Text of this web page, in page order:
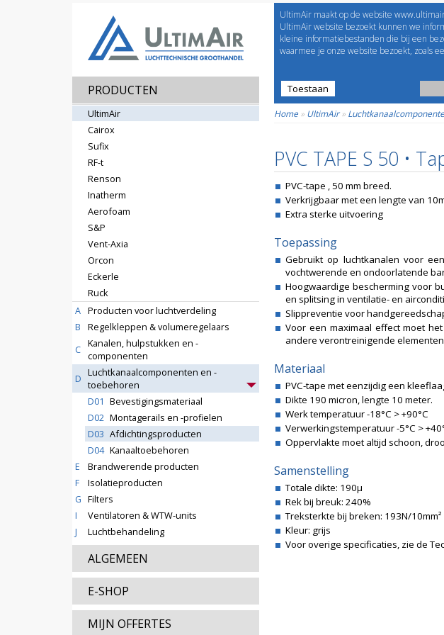
PRODUCTEN
UltimAir
Cairox
Sufix
RF-t
Renson
Inatherm
Aerofoam
S&P
Vent-Axia
Orcon
Eckerle
Ruck
A Producten voor luchtverdeling
B
Regelkleppen & volumeregelaars
C Kanalen, hulpstukken en -
componenten
D Luchtkanaalcomponenten en -
toebehoren
D01 Bevestigingsmateriaal
D02 Montagerails en -profielen
D03 Afdichtingsproducten
D04 Kanaaltoebehoren
E
Brandwerende producten
F
Isolatieproducten
G Filters
I
Ventilatoren & WTW-units
J
Luchtbehandeling
ALGEMEEN
E-SHOP
MIJN OFFERTES
Welcome toUltimAir
Prijslijst
UltimAir maakt op de website
UltimAir website bezoekt kunnen we
kleine informatiebestanden die bij een
waarmee je onze website bezoekt, zoals
Toestaan
Home» UltimAir»
PVC TAPE S 50 •
PVC-tape , 50 mm breed.
Verkrijgbaar met een lengte van
Extra sterke uitvoering
Toepassing
Gebruikt op luchtkanalen voor
vochtwerende en ondoorlatende
Hoogwaardige bescherming voor
en splitsing in ventilatie- en
Slippreventie voor
Voor een maximaal effect moet
andere verontreinigende
Materiaal
PVC-tape met eenzijdig een
Dikte 190 micron, lengte 10 meter.
Werk temperatuur -18°C > +90°C
Verwerkingstemperatuur -5°C >
Oppervlakte moet altijd schoon,
Samenstelling
Totale dikte: 190μ
Rek bij breuk: 240%
Treksterkte bij breken: 193N/10mm²
Kleur: grijs
Voor overige specificaties, zie de